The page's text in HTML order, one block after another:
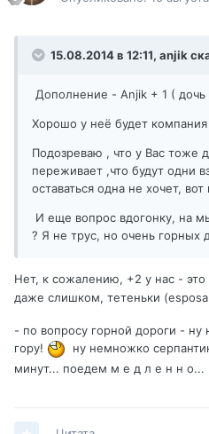
15.08.2014 в 12:11, anjik
Дополнение - Anjik + 1 ( дочь
Хорошо у неё будет компания
Подозреваю , что у Вас тоже
переживает ,что будут одни
оставаться одна не хочет,
И еще вопрос вдогонку, на
? Я не трус, но очень горных
Нет, к сожалению, +2 у нас -
даже слишком, тетеньки
- по вопросу горной дороги -
гору!
ну немножко
минут... поедем м е д л е н н о...